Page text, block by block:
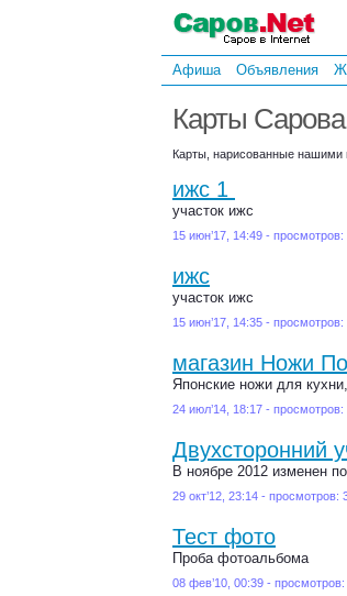
Афиша Объявления
Карты Сарова
Карты, нарисованные нашими
ижс 1
участок ижс
15 июн’17, 14:49 - просмотров:
ижс
участок ижс
15 июн’17, 14:35 - просмотров:
магазин Ножи
Японские ножи для
24 июл’14, 18:17 - просмотров:
Двухсторонний
В ноябре 2012 изменен
29 окт’12, 23:14 - просмотров:
Тест фото
Проба фотоальбома
08 фев’10, 00:39 - просмотров: